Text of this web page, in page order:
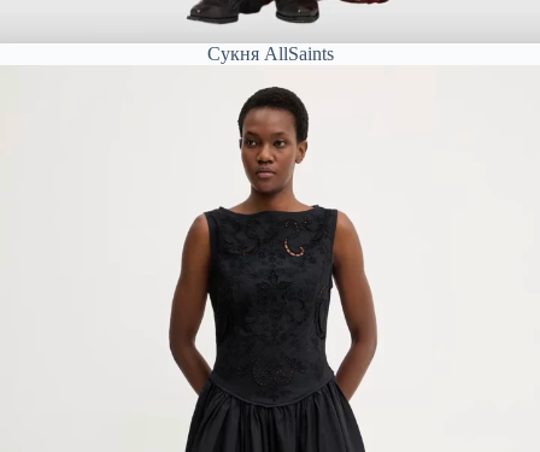
Сукня AllSaints